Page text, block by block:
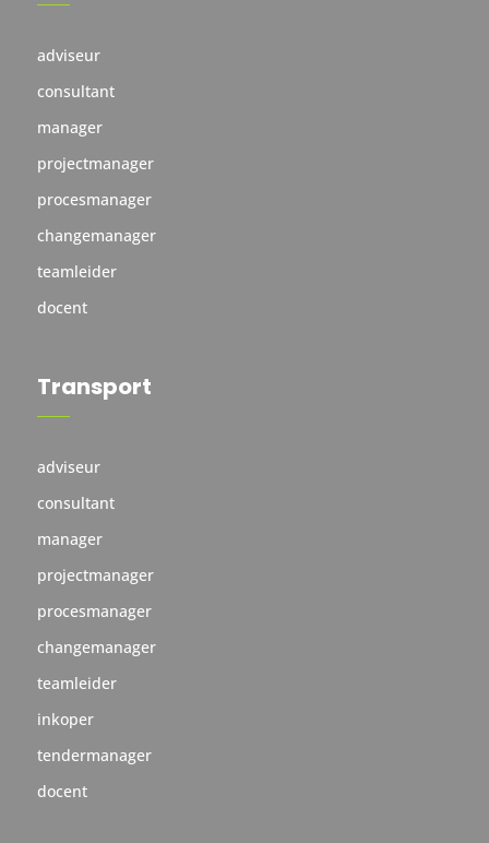
adviseur
consultant
manager
projectmanager
procesmanager
changemanager
teamleider
docent
Transport
adviseur
consultant
manager
projectmanager
procesmanager
changemanager
teamleider
inkoper
tendermanager
docent